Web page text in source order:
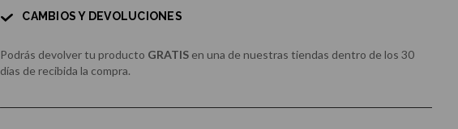
CAMBIOS Y DEVOLUCIONES
Podrás devolver tu producto GRATIS en una de nuestras tiendas dentro de los 30
días de recibida la compra.